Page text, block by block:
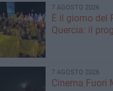
7 AGOSTO 2026
È il giorno del
Quercia: il
7 AGOSTO 2026
Cinema Fuori